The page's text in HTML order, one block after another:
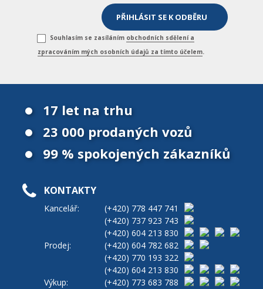
Souhlasím se zasíláním obchodních sdělení a
zpracováním mých osobních údajů za tímto účelem.
17 let na trhu
23 000 prodaných vozů
99 % spokojených zákazníků
KONTAKTY
Kancelář: (+420) 778 447 741
(+420) 737 923 743
(+420) 604 213 830
Prodej:
(+420) 604 782 682
(+420) 770 193 322
(+420) 604 213 830
Výkup:
(+420) 773 683 788